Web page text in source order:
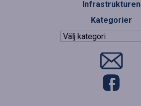
Infrastrukturen
Kategorier
Kategorier